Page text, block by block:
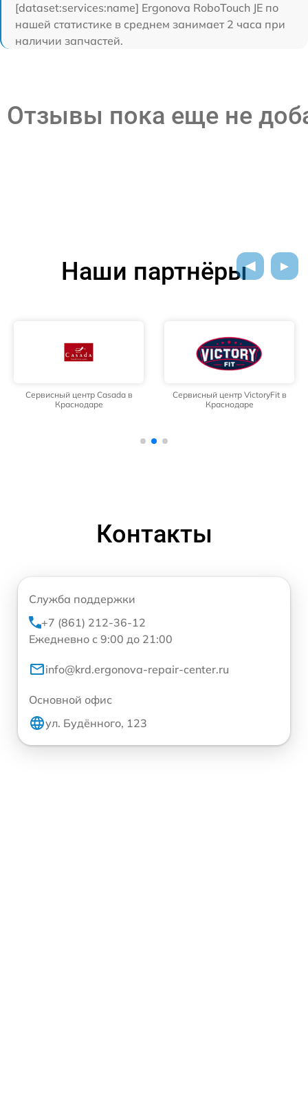
[dataset:services:name] Ergonova RoboTouch JE по
нашей статистике в среднем занимает 2 часа при
наличии запчастей.
Отзывы пока еще не
Наши партнёры
Сервисный центр Casada в
Краснодаре
Сервисный центр VictoryFit в
Краснодаре
Контакты
Служба поддержки
+7 (861) 212-36-12
Ежедневно с 9:00 до 21:00
info@krd.ergonova-repair-center.ru
Основной офис
ул. Будённого, 123